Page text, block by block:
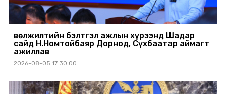
Өвөлжилтийн бэлтгэл ажлын хүрээнд Шадар
сайд Н.Номтойбаяр Дорнод, Сүхбаатар аймагт
ажиллав
2026-08-05 17:30:00